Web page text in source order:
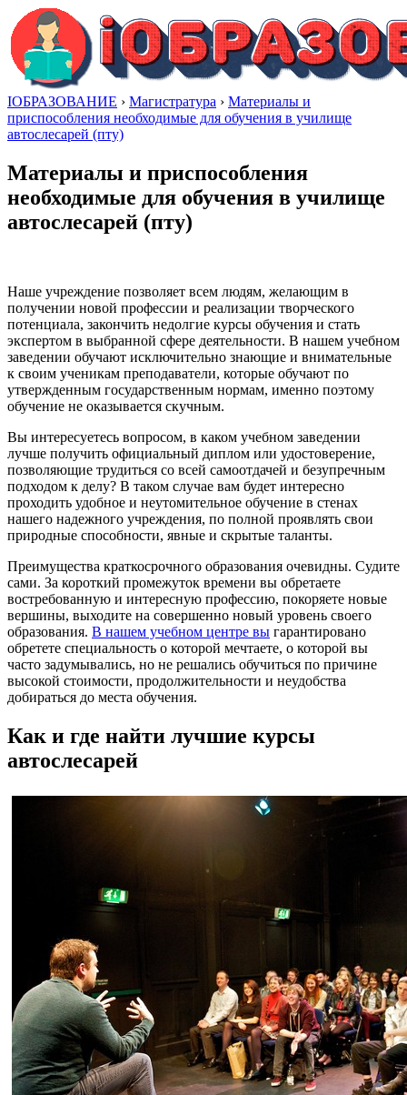
IОБРАЗОВАНИЕ › Магистратура › Материалы и
приспособления необходимые для обучения в училище
автослесарей (пту)
Материалы и приспособления
необходимые для обучения в училище
автослесарей (пту)
Наше учреждение позволяет всем людям, желающим в
получении новой профессии и реализации творческого
потенциала, закончить недолгие курсы обучения и стать
экспертом в выбранной сфере деятельности. В нашем учебном
заведении обучают исключительно знающие и внимательные
к своим ученикам преподаватели, которые обучают по
утвержденным государственным нормам, именно поэтому
обучение не оказывается скучным.
Вы интересуетесь вопросом, в каком учебном заведении
лучше получить официальный диплом или удостоверение,
позволяющие трудиться со всей самоотдачей и безупречным
подходом к делу? В таком случае вам будет интересно
проходить удобное и неутомительное обучение в стенах
нашего надежного учреждения, по полной проявлять свои
природные способности, явные и скрытые таланты.
Преимущества краткосрочного образования очевидны. Судите
сами. За короткий промежуток времени вы обретаете
востребованную и интересную профессию, покоряете новые
вершины, выходите на совершенно новый уровень своего
образования. В нашем учебном центре вы гарантировано
обретете специальность о которой мечтаете, о которой вы
часто задумывались, но не решались обучиться по причине
высокой стоимости, продолжительности и неудобства
добираться до места обучения.
Как и где найти лучшие курсы
автослесарей